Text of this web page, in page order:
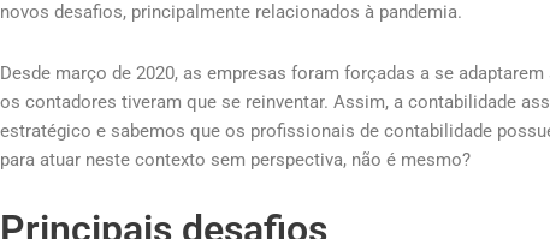
novos desafios, principalmente relacionados à pandemia.
Desde março de 2020, as empresas foram forçadas a se
os contadores tiveram que se reinventar. Assim, a contabilidade
estratégico e sabemos que os profissionais de contabilidade
para atuar neste contexto sem perspectiva, não é mesmo?
Principais desafios